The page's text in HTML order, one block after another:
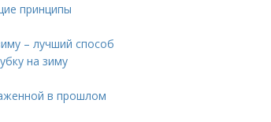
принципы
– лучший способ
на зиму
в прошлом